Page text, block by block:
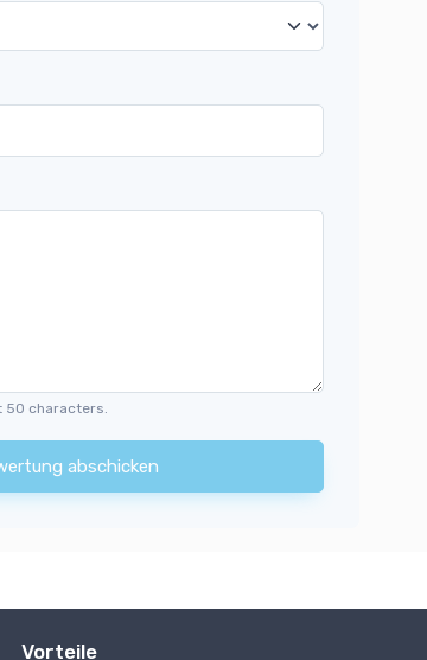
50 characters.
abschicken
Vorteile